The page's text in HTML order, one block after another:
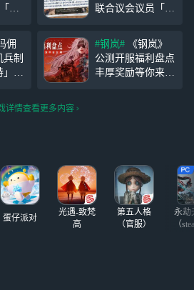
科
计，
造，
打
兵
配
联合议会议员「阿
德」 今日米赫玛
日报头条惊动世界
政坛，一位北陆联
合议会议员出现在
制
篇
术
机
优秀
在某
出，
#钢岚# 《钢岚》
公测开服福利盘点
丰厚奖励等你来
了一份公测后的所
有福利相关活动。
S级机师、S
详情查看更多内容
蛋仔派对
光遇-致梵
高
第五人格
（官服）
永劫
（